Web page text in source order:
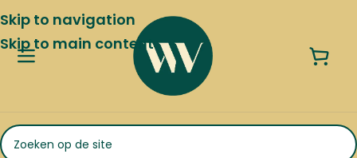
Skip to navigation
Skip to main content